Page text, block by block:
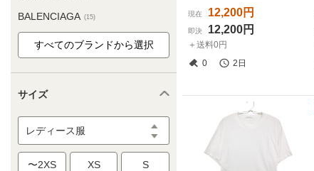
BALENCIAGA (15)
サイズ
レディース服
〜2XS XS S
現在 12,200円
即決 12,200円
＋送料0円
0
2日